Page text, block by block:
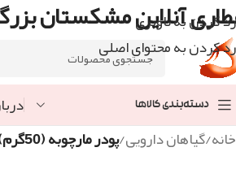
رد کردن به ناوبری
رد کردن به محتوای اصلی
آنلاین مشکستان
دسته‌بندی کالاها
خانه/گیاهان دارویی/پودر مارچوبه (50گرم)